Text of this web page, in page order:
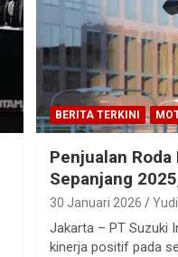
BERITA TERKINI
Penjualan
Sepanjang
30 Januari 2026
Jakarta – PT Suzuki
kinerja positif pada